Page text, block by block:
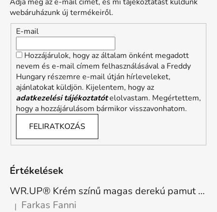
webáruházunk új termékeiről.
E-mail
Hozzájárulok, hogy az általam önként megadott
nevem és e-mail címem felhasználásával a Freddy
Hungary részemre e-mail útján hírleveleket,
ajánlatokat küldjön. Kijelentem, hogy az
adatkezelési tájékoztatótelolvastam. Megértettem,
hogy a hozzájárulásom bármikor visszavonhatom.
FELIRATKOZÁS
Értékelések
WR.UP® Krém színű magas derekú pamut nadrág RE(MOVE) WRUP1HC001ORG, Z40
| Farkas Fanni